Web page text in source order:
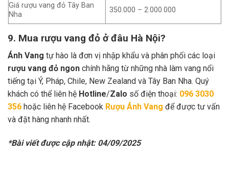
Giá rượu vang đỏ Tây Ban
Nha
350.000 – 2.000.000
9. Mua rượu vang đỏ ở đâu Hà Nội?
Ánh Vang tự hào là đơn vị nhập khẩu và phân phối các loại
rượu vang đỏ ngon chính hãng từ những nhà làm vang nổi
tiếng tại Ý, Pháp, Chile, New Zealand và Tây Ban Nha. Quý
khách có thể liên hệ Hotline/Zalo số điện thoại: 096 3030
356 hoặc liên hệ Facebook Rượu Ánh Vang để được tư vấn
và đặt hàng nhanh nhất.
*Bài viết được cập nhật: 04/09/2025